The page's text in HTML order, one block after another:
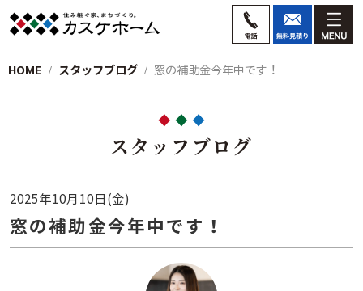
HOME スタッフブログ 窓の補助金今年中です！
スタッフブログ
2025年10月10日(金)
窓の補助金今年中です！